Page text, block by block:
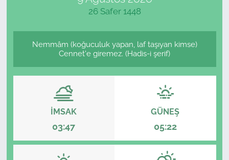
26 Safer 1448
Nemmâm (koğuculuk yapan, laf taşıyan kimse)
Cennet'e giremez. (Hadis-i şerif)
İMSAK
03:47
GÜNEŞ
05:22